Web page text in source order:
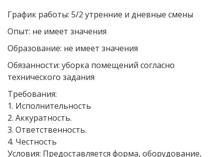
График работы: 5/2 утренние и дневные смены
Опыт: не имеет значения
Образование: не имеет значения
Обязанности: уборка помещений согласно
технического задания
Требования:
1. Исполнительность
2. Аккуратность.
3. Ответственность.
4. Честность
Условия: Предоставляется форма, оборудование,